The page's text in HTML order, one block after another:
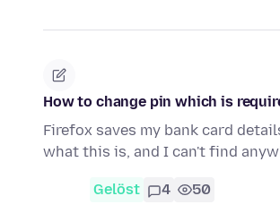
How to change pin which is
Firefox saves my bank card
what this is, and I can't find
Gelöst 4 50